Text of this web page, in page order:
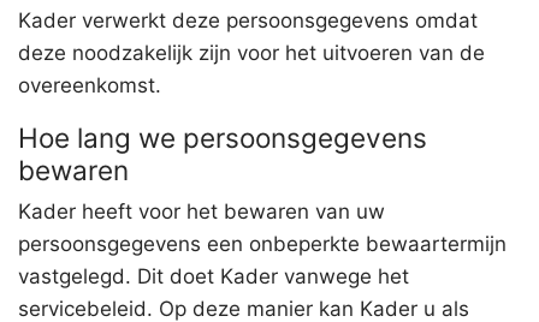
Kader verwerkt deze persoonsgegevens omdat
deze noodzakelijk zijn voor het uitvoeren van de
overeenkomst.
Hoe lang we persoonsgegevens
bewaren
Kader heeft voor het bewaren van uw
persoonsgegevens een onbeperkte bewaartermijn
vastgelegd. Dit doet Kader vanwege het
servicebeleid. Op deze manier kan Kader u als